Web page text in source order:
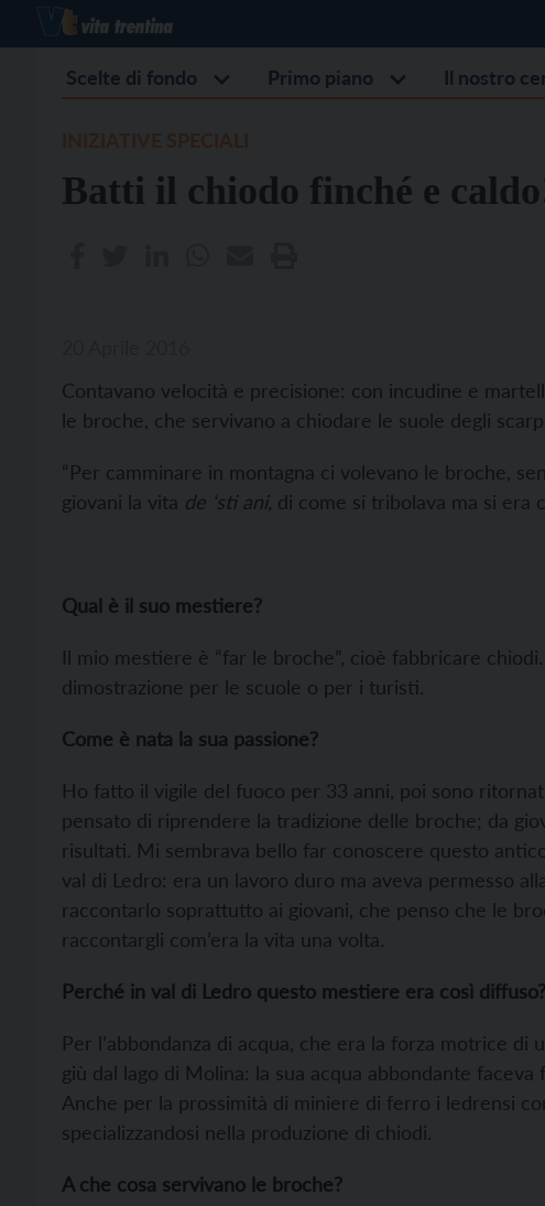
Scelte di fondo Primo piano Il nostro
Batti il chiodo finché e
Contavano velocità e precisione: con incudine e
le broche, che servivano a chiodare le suole degli
“Per camminare in montagna ci volevano le broche,
giovani la vita de ‘sti ani, di come si tribolava ma si era
Qual è il suo mestiere?
Il mio mestiere è “far le broche”, cioè fabbricare
dimostrazione per le scuole o per i turisti.
Come è nata la sua passione?
Ho fatto il vigile del fuoco per 33 anni, poi sono
pensato di riprendere la tradizione delle broche; da
risultati. Mi sembrava bello far conoscere questo
val di Ledro: era un lavoro duro ma aveva permesso
raccontarlo soprattutto ai giovani, che penso che le
raccontargli com’era la vita una volta.
Perché in val di Ledro questo mestiere era così diffuso?
Per l’abbondanza di acqua, che era la forza motrice
giù dal lago di Molina: la sua acqua abbondante
Anche per la prossimità di miniere di ferro i ledrensi
specializzandosi nella produzione di chiodi.
A che cosa servivano le broche?